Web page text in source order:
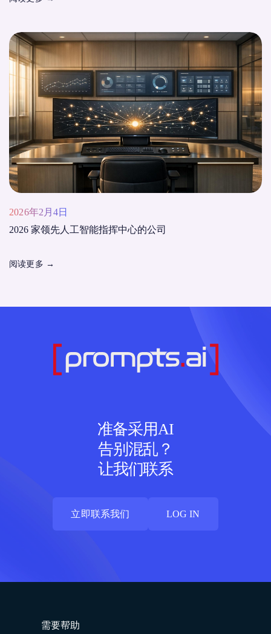
2026年2月4日
2026 家领先人工智能指挥中心的公司
阅读更多 →
准备采用AI
告别混乱？
让我们联系
立即联系我们
LOG IN
需要帮助